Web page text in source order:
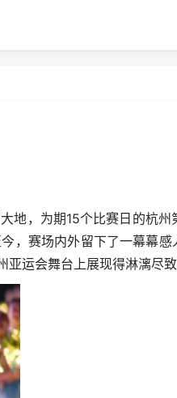
地，为期15个比赛日的杭州
，赛场内外留下了一幕幕感
亚运会舞台上展现得淋漓尽